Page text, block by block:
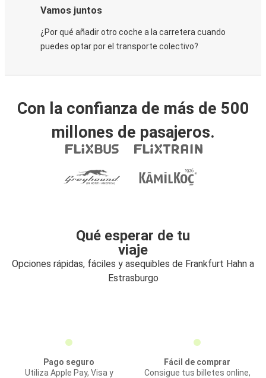
Vamos juntos
¿Por qué añadir otro coche a la carretera cuando
puedes optar por el transporte colectivo?
Con la confianza de más de 500
millones de pasajeros.
Qué esperar de tu
viaje
Opciones rápidas, fáciles y asequibles de Frankfurt Hahn a
Estrasburgo
Pago seguro
Utiliza Apple Pay, Visa y
Fácil de comprar
Consigue tus billetes online,